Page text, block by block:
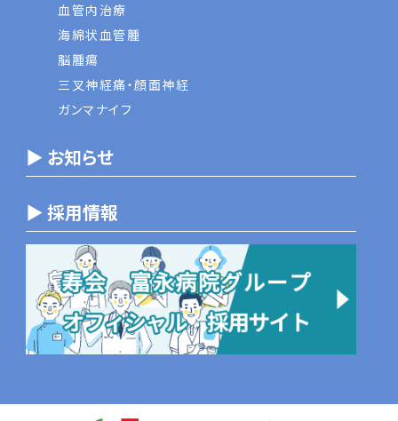
血管内治療
海綿状血管腫
脳腫瘍
三叉神経痛・顔面神経
ガンマナイフ
▶ お知らせ
▶ 採用情報